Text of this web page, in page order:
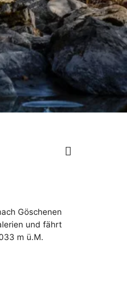
Göschenen
und fährt
m ü.M.